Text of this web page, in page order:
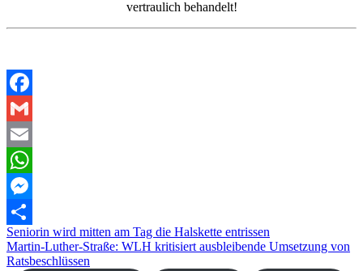
vertraulich behandelt!
Facebook
Gmail
Email
WhatsApp
Messenger
Teilen
Beitragsnavigation
Seniorin wird mitten am Tag die Halskette entrissen
Martin-Luther-Straße: WLH kritisiert ausbleibende Umsetzung von
Ratsbeschlüssen